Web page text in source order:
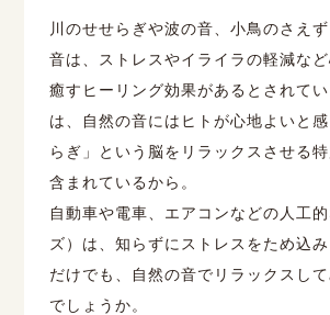
川のせせらぎや波の音、小鳥のさえ
音は、ストレスやイライラの軽減な
癒すヒーリング効果があるとされて
は、自然の音にはヒトが心地よいと
らぎ」という脳をリラックスさせる
含まれているから。
自動車や電車、エアコンなどの人工
ズ）は、知らずにストレスをため込
だけでも、自然の音でリラックスし
でしょうか。